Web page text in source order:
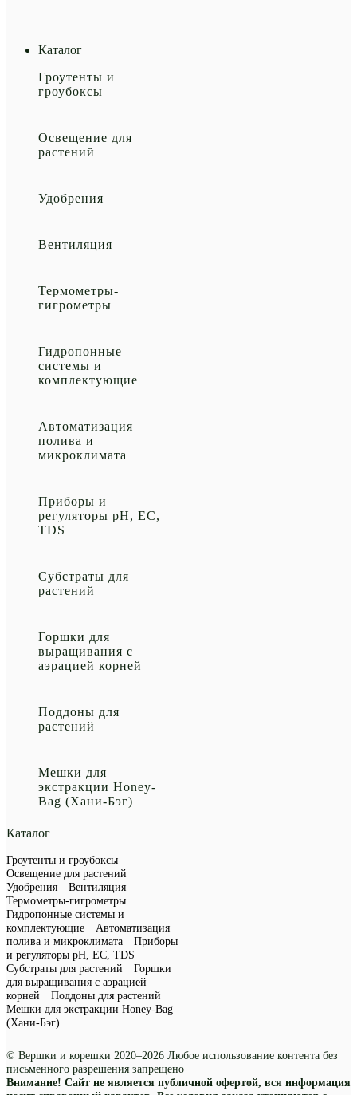
Каталог
Гроутенты и
гроубоксы
Освещение для
растений
Удобрения
Вентиляция
Термометры-
гигрометры
Гидропонные
системы и
комплектующие
Автоматизация
полива и
микроклимата
Приборы и
регуляторы рН, EC,
TDS
Субстраты для
растений
Горшки для
выращивания с
аэрацией корней
Поддоны для
растений
Мешки для
экстракции Honey-
Bag (Хани-Бэг)
Каталог
Гроутенты и гроубоксы
Освещение для растений
Удобрения
Вентиляция
Термометры-гигрометры
Гидропонные системы и
комплектующие
Автоматизация
полива и микроклимата
Приборы
и регуляторы рН, EC, TDS
Субстраты для растений
Горшки
для выращивания с аэрацией
корней
Поддоны для растений
Мешки для экстракции Honey-Bag
(Хани-Бэг)
© Вершки и корешки 2020–2026 Любое использование контента без
письменного разрешения запрещено
Внимание! Сайт не является публичной офертой, вся информация